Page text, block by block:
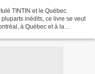
TINTIN et le Québec.
inédits, ce livre se veut
à Québec et à la